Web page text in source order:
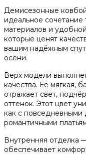
Демисезонные
идеальное
материалов и
которые ценят
вашим надёжным
осени.
Верх модели
качества. Её мягкая,
отражает свет,
оттенок. Этот цвет
как с повседневными
романтичными
Внутренняя отделка
обеспечивает